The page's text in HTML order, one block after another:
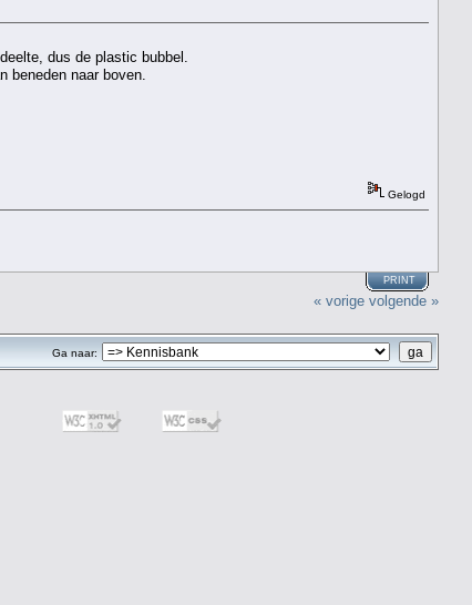
dus de plastic bubbel.
beneden naar boven.
Gelogd
PRINT
« vorige volgende »
Ga naar: